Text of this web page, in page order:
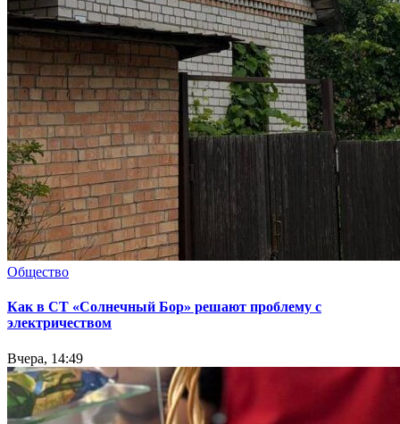
Общество
Как в СТ «Солнечный Бор» решают проблему с
электричеством
Вчера, 14:49